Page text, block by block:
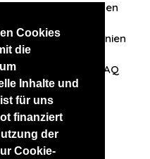
Cookies
die
Inhalte und
für uns
finanziert
der
Cookie-
Erfahrungen
Datenschutzrichtlinien
auf FAQ
Websites
RussianKisses